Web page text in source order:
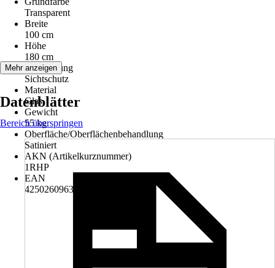
Transparent
Breite
100 cm
Höhe
180 cm
Anwendung
Sichtschutz
Material
Glas
Gewicht
55 kg
Oberfläche/Oberflächenbehandlung
Satiniert
AKN (Artikelkurznummer)
1RHP
EAN
4250260963805
Mehr anzeigen
Datenblätter
Bereich überspringen